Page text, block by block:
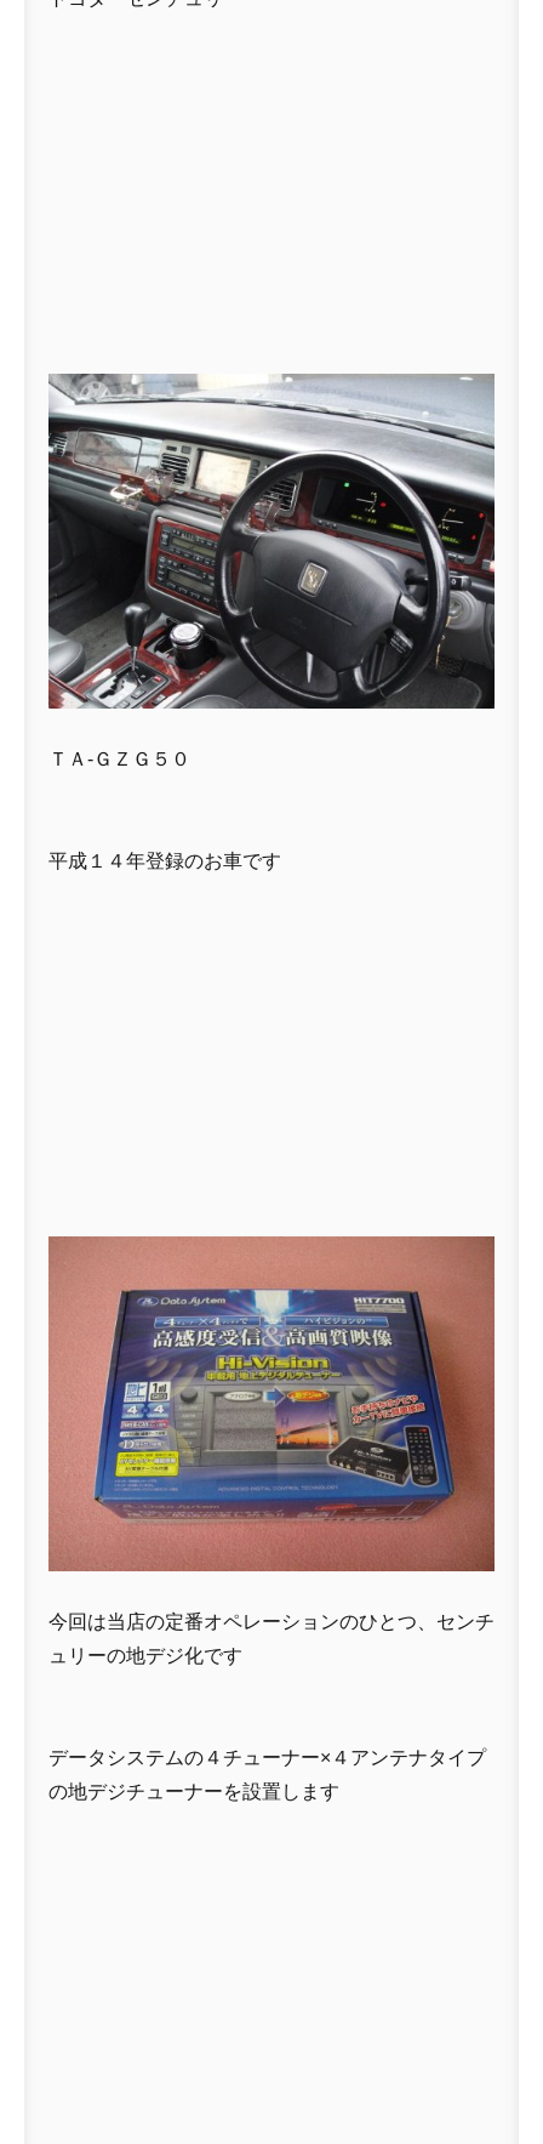
ＴＡ-ＧＺＧ５０
平成１４年登録のお車です
今回は当店の定番オペレーションのひとつ、センチ
ュリーの地デジ化です
データシステムの４チューナー×４アンテナタイプ
の地デジチューナーを設置します